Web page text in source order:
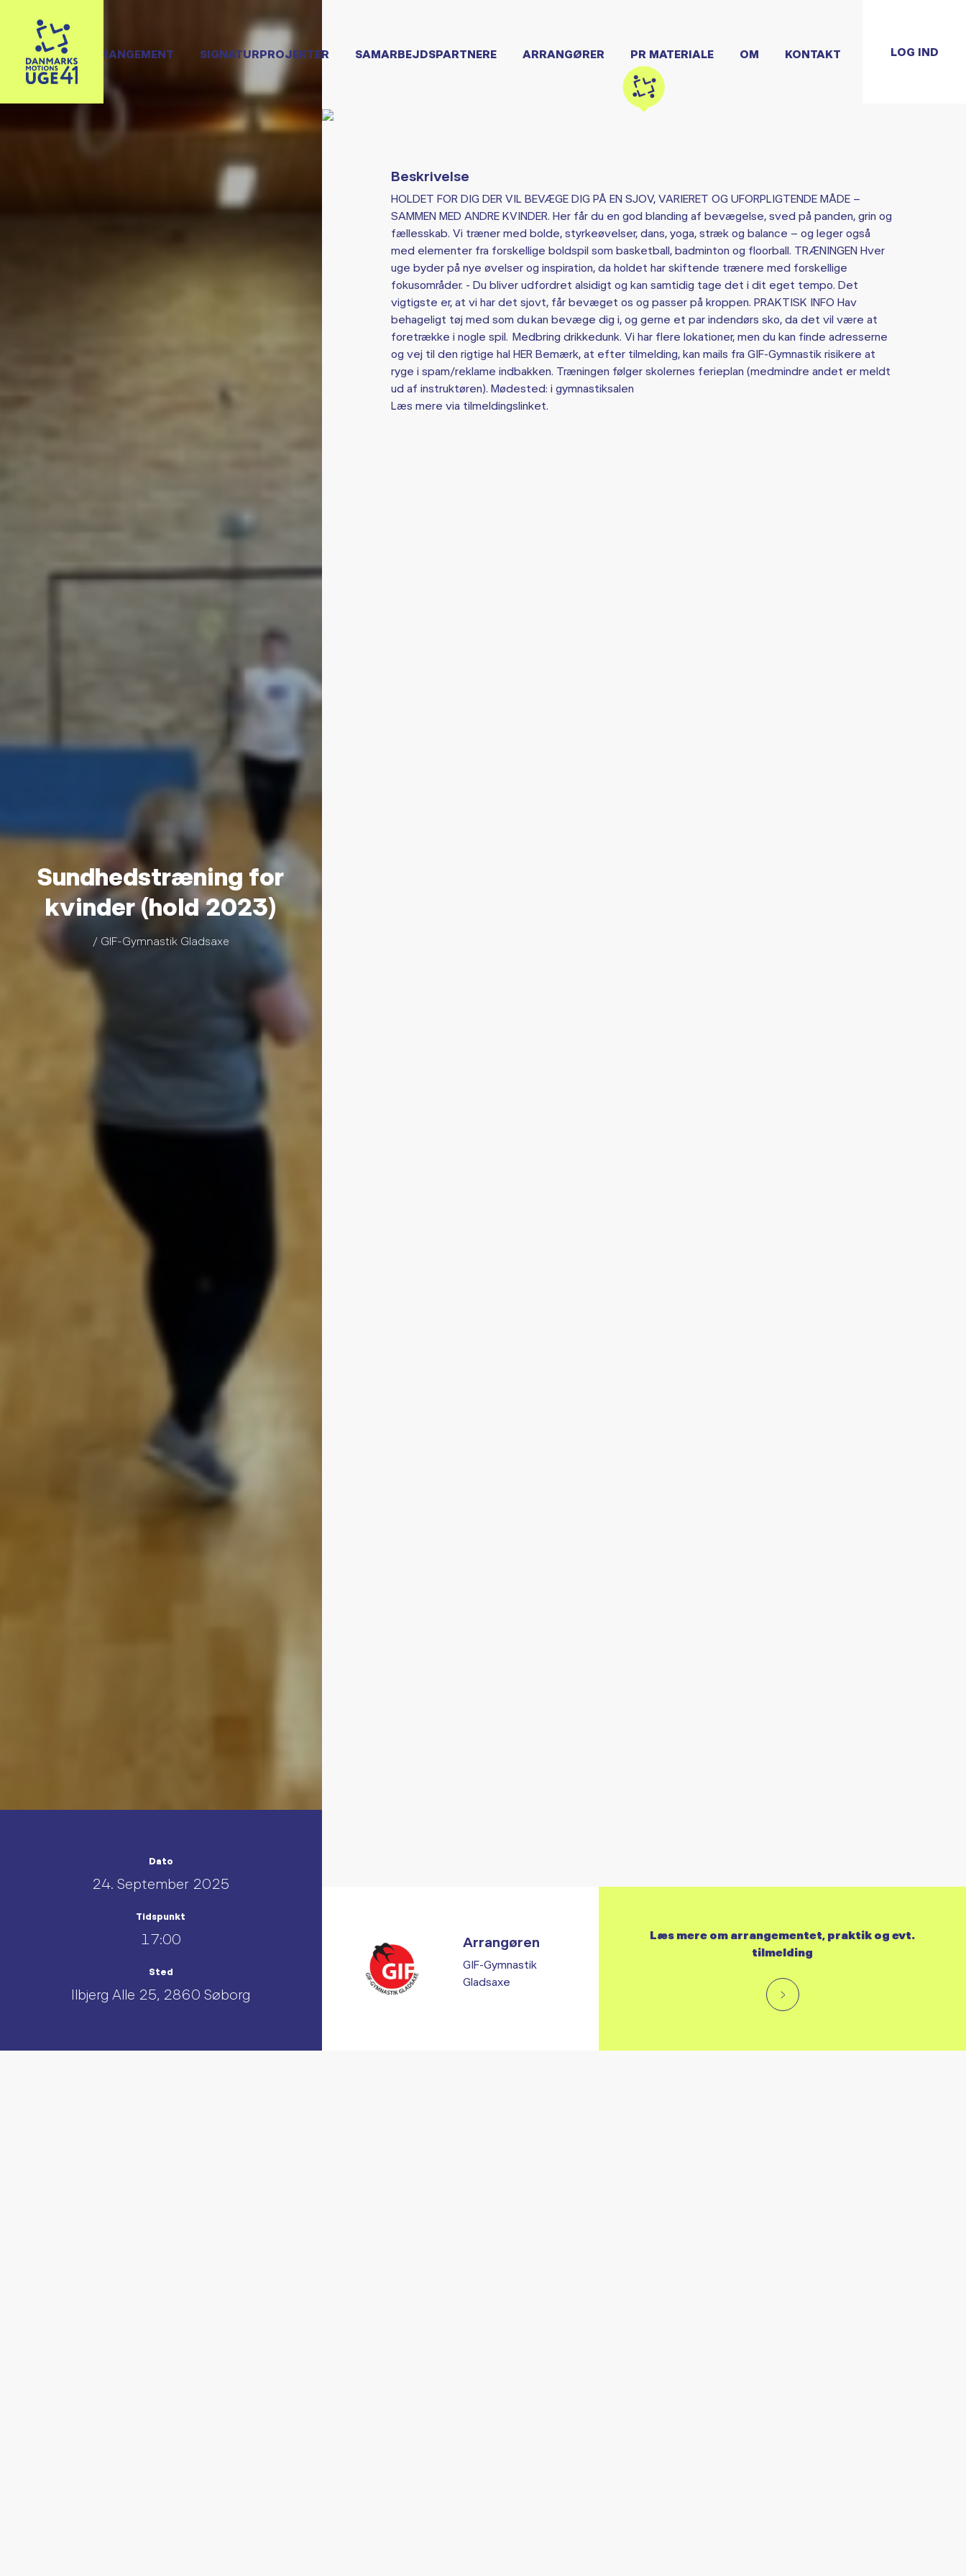
OPRET ARRANGEMENT SIGNATURPROJEKTER SAMARBEJDSPARTNERE ARRANGØRER PR MATERIALE OM KONTAKT LOG IND
Sundhedstræning for
kvinder (hold 2023)
/ GIF-Gymnastik Gladsaxe
Dato
24. September 2025
Tidspunkt
17:00
Sted
Ilbjerg Alle 25, 2860 Søborg
Beskrivelse
HOLDET FOR DIG DER VIL BEVÆGE DIG PÅ EN SJOV, VARIERET OG UFORPLIGTENDE MÅDE –
SAMMEN MED ANDRE KVINDER. Her får du en god blanding af bevægelse, sved på panden, grin og
fællesskab. Vi træner med bolde, styrkeøvelser, dans, yoga, stræk og balance – og leger også
med elementer fra forskellige boldspil som basketball, badminton og floorball. TRÆNINGEN Hver
uge byder på nye øvelser og inspiration, da holdet har skiftende trænere med forskellige
fokusområder. - Du bliver udfordret alsidigt og kan samtidig tage det i dit eget tempo. Det
vigtigste er, at vi har det sjovt, får bevæget os og passer på kroppen. PRAKTISK INFO Hav
behageligt tøj med som du kan bevæge dig i, og gerne et par indendørs sko, da det vil være at
foretrække i nogle spil. Medbring drikkedunk. Vi har flere lokationer, men du kan finde adresserne
og vej til den rigtige hal HER Bemærk, at efter tilmelding, kan mails fra GIF-Gymnastik risikere at
ryge i spam/reklame indbakken. Træningen følger skolernes ferieplan (medmindre andet er meldt
ud af instruktøren). Mødested: i gymnastiksalen
Læs mere via tilmeldingslinket.
Arrangøren
GIF-Gymnastik
Gladsaxe
Læs mere om arrangementet, praktik og evt.
tilmelding